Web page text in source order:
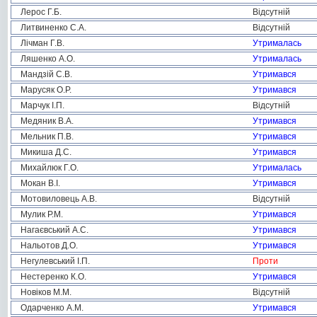
Лерос Г.Б.
Відсутній
Литвиненко С.А.
Відсутній
Лічман Г.В.
Утрималась
Ляшенко А.О.
Утрималась
Мандзій С.В.
Утримався
Марусяк О.Р.
Утримався
Марчук І.П.
Відсутній
Медяник В.А.
Утримався
Мельник П.В.
Утримався
Микиша Д.С.
Утримався
Михайлюк Г.О.
Утрималась
Мокан В.І.
Утримався
Мотовиловець А.В.
Відсутній
Мулик Р.М.
Утримався
Нагаєвський А.С.
Утримався
Нальотов Д.О.
Утримався
Негулевський І.П.
Проти
Нестеренко К.О.
Утримався
Новіков М.М.
Відсутній
Одарченко А.М.
Утримався